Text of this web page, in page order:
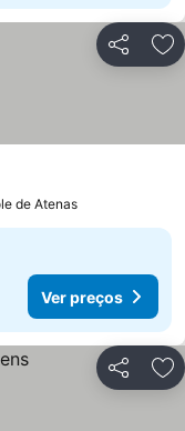
Partilhar
de Atenas
Ver preços
Partilhar